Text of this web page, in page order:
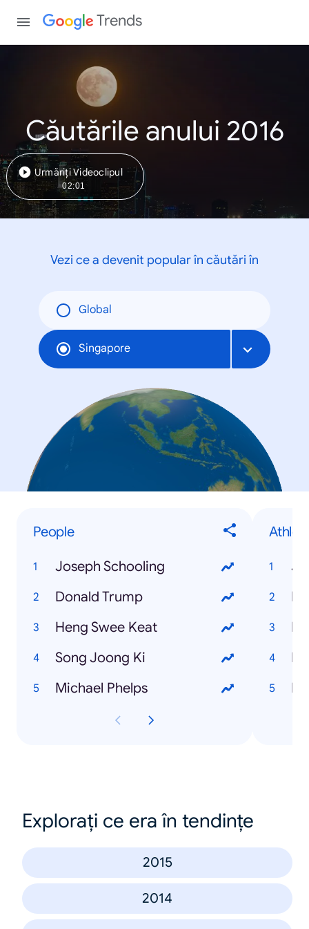
Trends
Căutările anului 2016
Urmăriți Videoclipul
02:01
Vezi ce a devenit popular în căutări în
Global
Singapore
People
Joseph Schooling
Donald Trump
Heng Swee Keat
Song Joong Ki
Michael Phelps
Explorați ce era în tendințe
2015
2014